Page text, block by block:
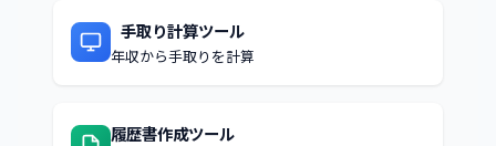
手取り計算ツール
年収から手取りを計算
履歴書作成ツール